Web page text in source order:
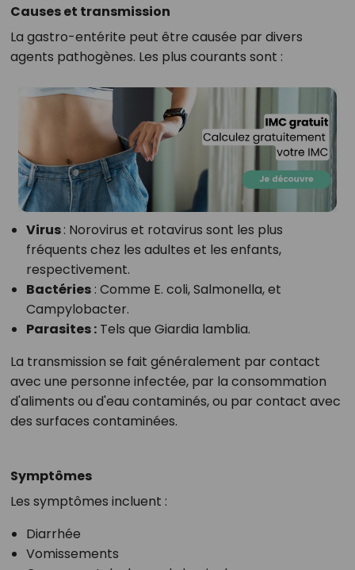
Causes et transmission
La gastro-entérite peut être causée par divers
agents pathogènes. Les plus courants sont :
Virus: Norovirus et rotavirus sont les plus
fréquents chez les adultes et les enfants,
respectivement.
Bactéries: Comme E. coli, Salmonella, et
Campylobacter.
Parasites:Tels que Giardia lamblia.
La transmission se fait généralement par contact
avec une personne infectée, par la consommation
d'aliments ou d'eau contaminés, ou par contact avec
des surfaces contaminées.
Symptômes
Les symptômes incluent :
Diarrhée
Vomissements